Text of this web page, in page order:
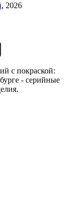
, 2026
с покраской:
- серийные